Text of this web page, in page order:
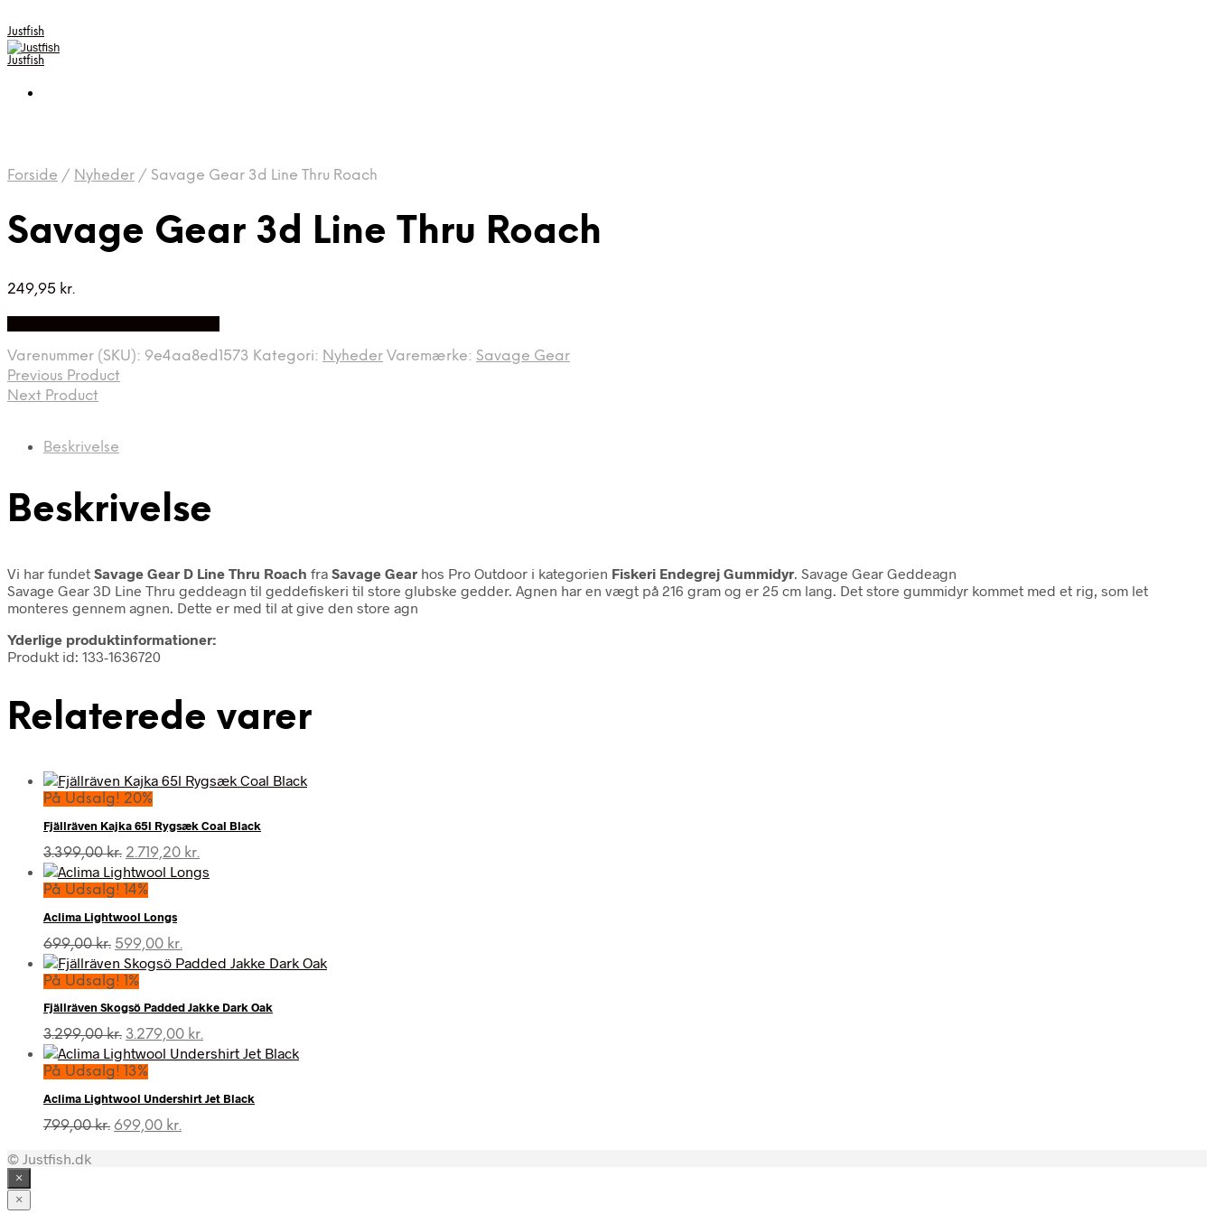
Justfish
Justfish
Forside / Nyheder / Savage Gear 3d Line Thru Roach
Savage Gear 3d Line Thru Roach
249,95 kr.
Varenummer (SKU): 9e4aa8ed1573 Kategori: Nyheder Varemærke: Savage Gear
Previous Product
Next Product
Beskrivelse
Beskrivelse
Vi har fundet Savage Gear D Line Thru Roach fra Savage Gear hos Pro Outdoor i kategorien Fiskeri Endegrej Gummidyr . Savage Gear Geddeagn
Savage Gear 3D Line Thru geddeagn til geddefiskeri til store glubske gedder. Agnen har en vægt på 216 gram og er 25 cm lang. Det store gummidyr kommet med et rig, som let
monteres gennem agnen. Dette er med til at give den store agn
Yderlige produktinformationer:
Produkt id: 133-1636720
Relaterede varer
På Udsalg! 20%
Fjällräven Kajka 65l Rygsæk Coal Black
3.399,00kr. Den
oprindelige
pris
3.399,00 kr..
2.719,20 kr.
aktuelle
På Udsalg! 14%
Aclima Lightwool Longs
699,00kr. Den
oprindelige
pris
699,00 kr..
599,00 kr.
aktuelle
599,00 kr..
På Udsalg! 1%
Fjällräven Skogsö Padded Jakke Dark Oak
3.299,00kr. Den
oprindelige
pris
3.299,00 kr..
3.279,00 kr.
aktuelle
3.279,00 kr..
På Udsalg! 13%
Aclima Lightwool Undershirt Jet Black
799,00kr. Den
699,00 kr.
© Justfish.dk
×
×